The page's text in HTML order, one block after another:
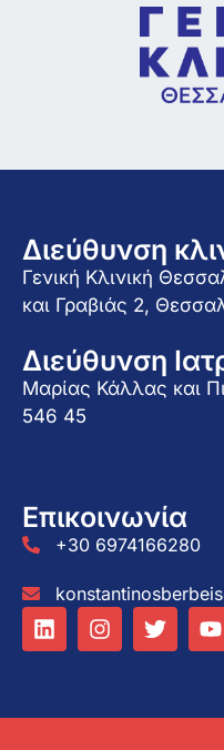
Διεύθυνση
Γενική Κλινική
και Γραβιάς 2,
Διεύθυνση
Μαρίας Κάλλας και
546 45
Επικοινωνία
+30 6974166280